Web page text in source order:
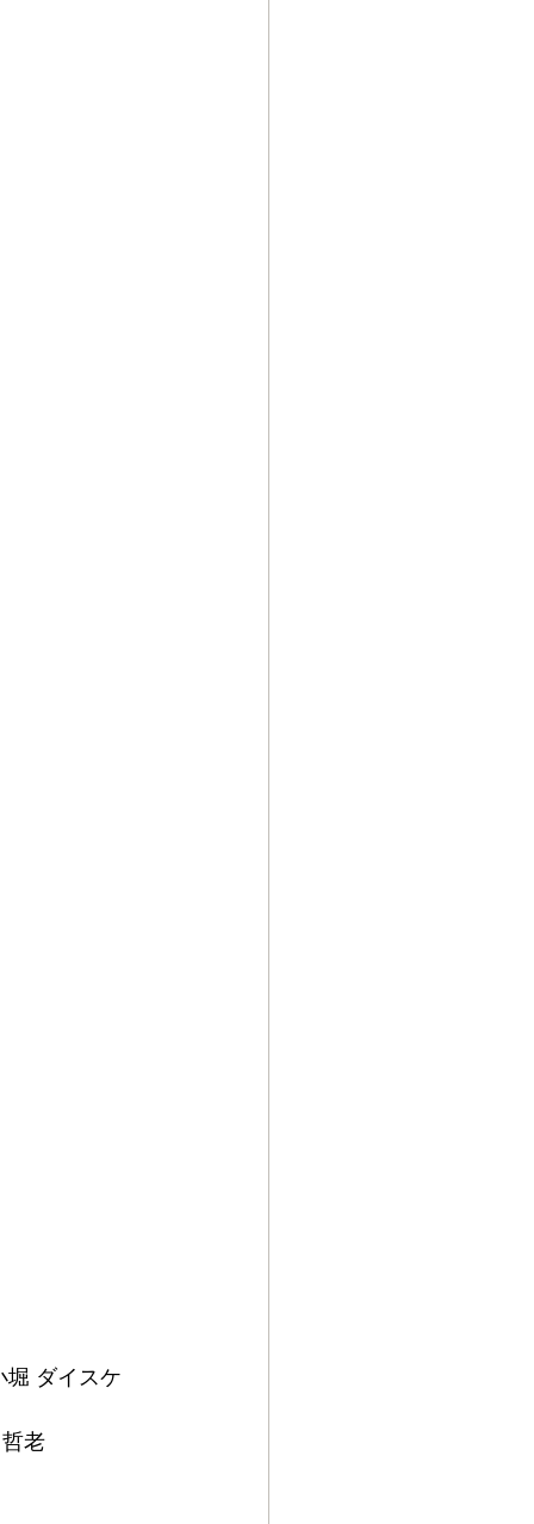
ダイスケ
老